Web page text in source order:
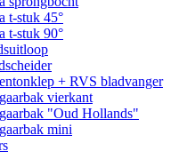
t-stuk 45°
t-stuk 90°
+ RVS bladvanger
vierkant
"Oud Hollands"
mini